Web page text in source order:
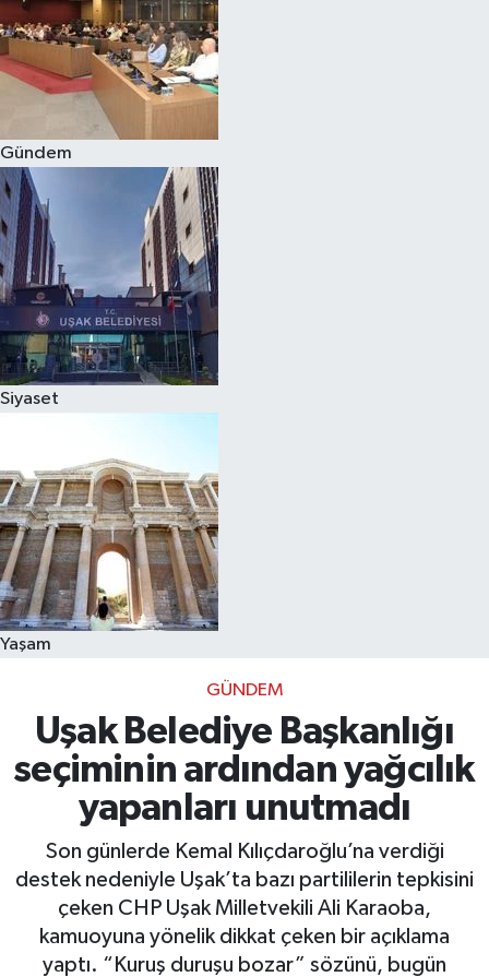
Gündem
Siyaset
Yaşam
GÜNDEM
Uşak Belediye Başkanlığı
seçiminin ardından yağcılık
yapanları unutmadı
Son günlerde Kemal Kılıçdaroğlu’na verdiği
destek nedeniyle Uşak’ta bazı partililerin tepkisini
çeken CHP Uşak Milletvekili Ali Karaoba,
kamuoyuna yönelik dikkat çeken bir açıklama
yaptı. “Kuruş duruşu bozar” sözünü, bugün